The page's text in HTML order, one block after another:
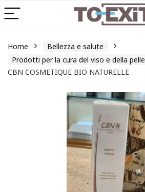
Home
Bellezza e salute
Prodotti per la cura del viso e della pelle
CBN COSMETIQUE BIO NATURELLE